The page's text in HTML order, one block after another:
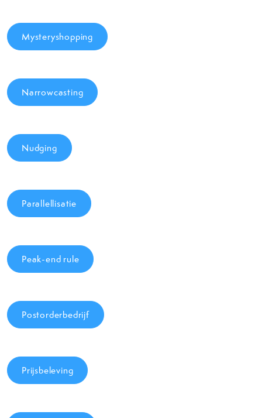
Mysteryshopping
Narrowcasting
Nudging
Parallellisatie
Peak-end rule
Postorderbedrijf
Prijsbeleving